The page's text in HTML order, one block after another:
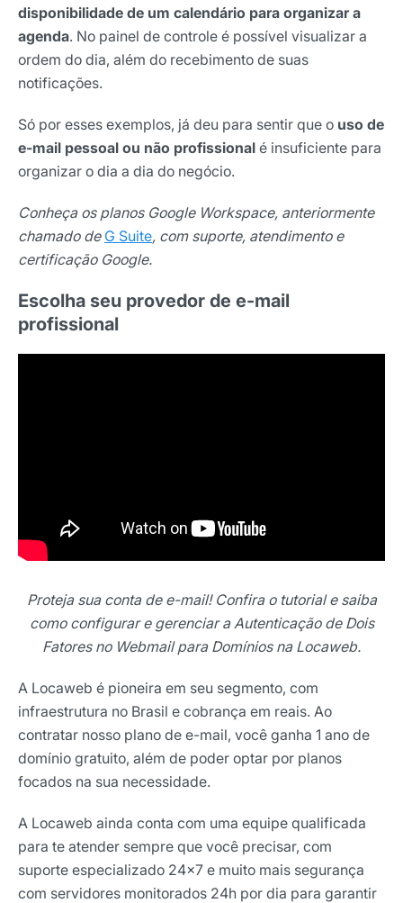
disponibilidade de um calendário para organizar a
agenda. No painel de controle é possível visualizar a
ordem do dia, além do recebimento de suas
notificações.
Só por esses exemplos, já deu para sentir que o uso de
e-mail pessoal ou não profissional é insuficiente para
organizar o dia a dia do negócio.
Conheça os planos Google Workspace, anteriormente
chamado de G Suite, com suporte, atendimento e
certificação Google.
Escolha seu provedor de e-mail
profissional
Proteja sua conta de e-mail! Confira o tutorial e saiba
como configurar e gerenciar a Autenticação de Dois
Fatores no Webmail para Domínios na Locaweb.
A Locaweb é pioneira em seu segmento, com
infraestrutura no Brasil e cobrança em reais. Ao
contratar nosso plano de e-mail, você ganha 1 ano de
domínio gratuito, além de poder optar por planos
focados na sua necessidade.
A Locaweb ainda conta com uma equipe qualificada
para te atender sempre que você precisar, com
suporte especializado 24×7 e muito mais segurança
com servidores monitorados 24h por dia para garantir
Tendências e materiais exclusivos do mercado
digital que valem a leitura.
Nome
E-mail
Selecione sua área de atuação